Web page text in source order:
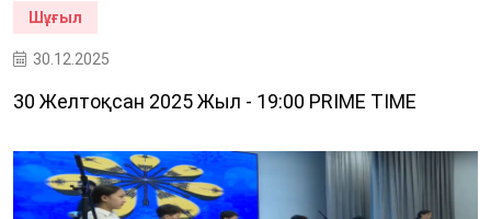
Шұғыл
30.12.2025
30 Желтоқсан 2025 Жыл - 19:00 PRIME TIME